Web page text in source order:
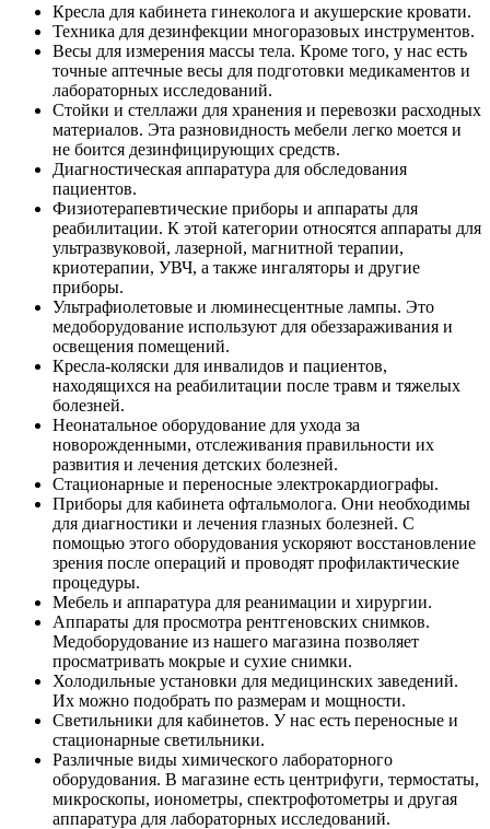
Кресла для кабинета гинеколога и акушерские кровати.
Техника для дезинфекции многоразовых инструментов.
Весы для измерения массы тела. Кроме того, у нас есть
точные аптечные весы для подготовки медикаментов и
лабораторных исследований.
Стойки и стеллажи для хранения и перевозки расходных
материалов. Эта разновидность мебели легко моется и
не боится дезинфицирующих средств.
Диагностическая аппаратура для обследования
пациентов.
Физиотерапевтические приборы и аппараты для
реабилитации. К этой категории относятся аппараты для
ультразвуковой, лазерной, магнитной терапии,
криотерапии, УВЧ, а также ингаляторы и другие
приборы.
Ультрафиолетовые и люминесцентные лампы. Это
медоборудование используют для обеззараживания и
освещения помещений.
Кресла-коляски для инвалидов и пациентов,
находящихся на реабилитации после травм и тяжелых
болезней.
Неонатальное оборудование для ухода за
новорожденными, отслеживания правильности их
развития и лечения детских болезней.
Стационарные и переносные электрокардиографы.
Приборы для кабинета офтальмолога. Они необходимы
для диагностики и лечения глазных болезней. С
помощью этого оборудования ускоряют восстановление
зрения после операций и проводят профилактические
процедуры.
Мебель и аппаратура для реанимации и хирургии.
Аппараты для просмотра рентгеновских снимков.
Медоборудование из нашего магазина позволяет
просматривать мокрые и сухие снимки.
Холодильные установки для медицинских заведений.
Их можно подобрать по размерам и мощности.
Светильники для кабинетов. У нас есть переносные и
стационарные светильники.
Различные виды химического лабораторного
оборудования. В магазине есть центрифуги, термостаты,
микроскопы, ионометры, спектрофотометры и другая
аппаратура для лабораторных исследований.